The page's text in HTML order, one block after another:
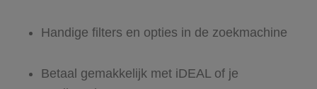
Handige filters en opties in de zoekmachine
Betaal gemakkelijk met iDEAL of je